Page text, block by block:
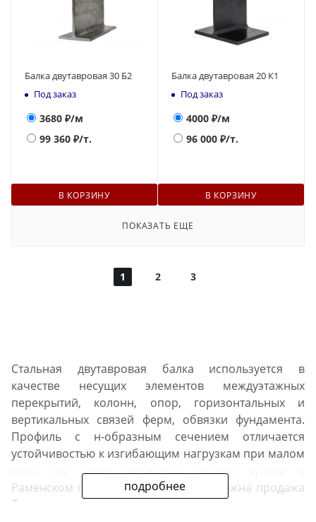
Балка двутавровая 30 Б2
Под заказ
3680 ₽/м
99 360 ₽/т.
В КОРЗИНУ
Балка двутавровая 20 К1
Под заказ
4000 ₽/м
96 000 ₽/т.
В КОРЗИНУ
ПОКАЗАТЬ ЕЩЕ
1 2 3
подробнее
Стальная двутавровая балка используется в
качестве несущих элементов междуэтажных
перекрытий, колонн, опор, горизонтальных и
вертикальных связей ферм, обвязки фундамента.
Профиль с н-образным сечением отличается
устойчивостью к изгибающим нагрузкам при малом
весе. На сайте Металл-ДК можно купить в
Раменском прокат с доставкой. Возможна продажа
балки оптом и в розницу, резка в размер по